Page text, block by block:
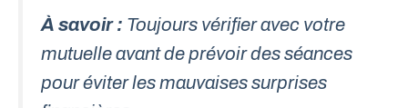
À savoir : Toujours vérifier avec votre
mutuelle avant de prévoir des séances
pour éviter les mauvaises surprises